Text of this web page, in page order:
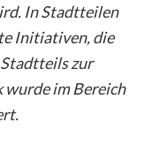
In Stadtteilen
Initiativen, die
Stadtteils zur
wurde im Bereich